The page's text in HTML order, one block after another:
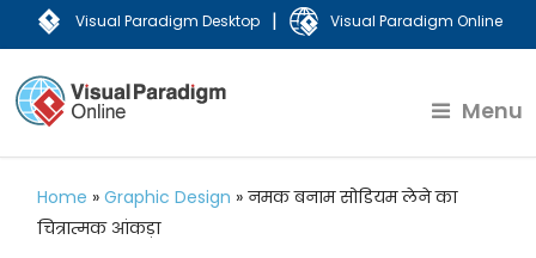
Visual Paradigm Desktop | Visual Paradigm Online
Menu
Home »Graphic Design »नमक बनाम सोडियम लेने का
चित्रात्मक आंकड़ा